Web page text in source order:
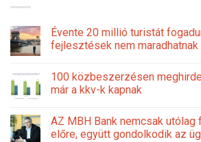
Évente 20 millió turistát
fejlesztések nem maradhatnak
100 közbeszerzésen
már a kkv-k kapnak
AZ MBH Bank nemcsak utólag
előre, együtt gondolkodik az